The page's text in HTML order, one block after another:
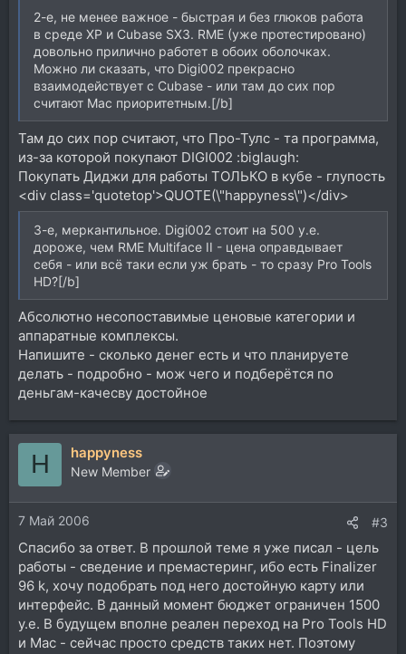
2-е, не менее важное - быстрая и без глюков работа
в среде XP и Cubase SX3. RME (уже протестировано)
довольно прилично работет в обоих оболочках.
Можно ли сказать, что Digi002 прекрасно
взаимодействует с Cubase - или там до сих пор
считают Mac приоритетным.[/b]
Там до сих пор считают, что Про-Тулс - та программа,
из-за которой покупают DIGI002 :biglaugh:
Покупать Диджи для работы ТОЛЬКО в кубе - глупость
<div class='quotetop'>QUOTE(\"happyness\")</div>
3-е, меркантильное. Digi002 стоит на 500 у.е.
дороже, чем RME Multiface II - цена оправдывает
себя - или всё таки если уж брать - то сразу Pro Tools
HD?[/b]
Абсолютно несопоставимые ценовые категории и
аппаратные комплексы.
Напишите - сколько денег есть и что планируете
делать - подробно - мож чего и подберётся по
деньгам-качесву достойное
H happyness
New Member
7 Май 2006 #3
Спасибо за ответ. В прошлой теме я уже писал - цель
работы - сведение и премастеринг, ибо есть Finalizer
96 k, хочу подобрать под него достойную карту или
интерфейс. В данный момент бюджет ограничен 1500
у.е. В будущем вполне реален переход на Pro Tools HD
и Mac - сейчас просто средств таких нет. Поэтому